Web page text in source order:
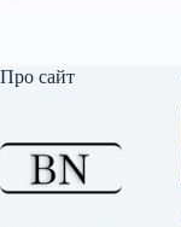
Про сайт